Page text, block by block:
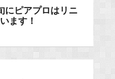
にピアプロはリニ
ます！